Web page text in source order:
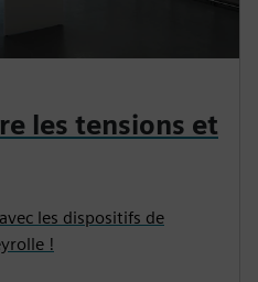
les tensions et
les dispositifs de
!